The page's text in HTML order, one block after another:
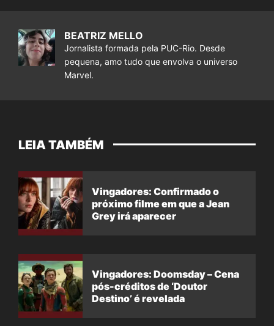
BEATRIZ MELLO
Jornalista formada pela PUC-Rio. Desde
pequena, amo tudo que envolva o universo
Marvel.
LEIA TAMBÉM
Vingadores: Confirmado o
próximo filme em que a Jean
Grey irá aparecer
Vingadores: Doomsday – Cena
pós-créditos de ‘Doutor
Destino’ é revelada